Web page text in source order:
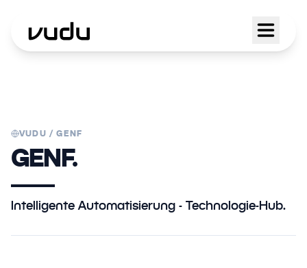
VUDU /GENF
GENF.
Intelligente Automatisierung - Technologie-Hub.